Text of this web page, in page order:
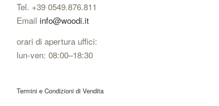
Tel. +39 0549.876.811
Email info@woodi.it
orari di apertura uffici:
lun-ven: 08:00–18:30
Termini e Condizioni di Vendita